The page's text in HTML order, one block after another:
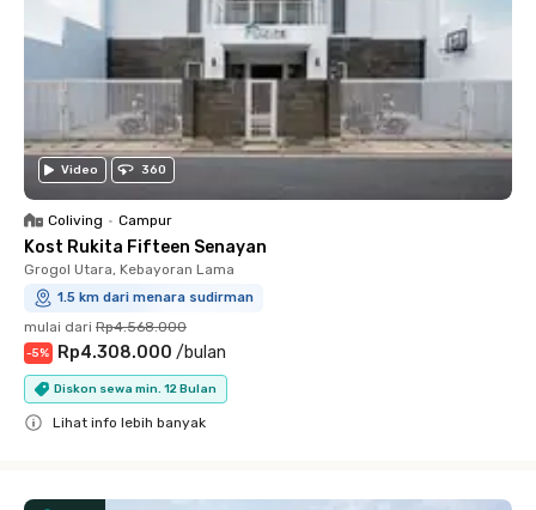
Video 360
Coliving • Campur
Kost Rukita Fifteen Senayan
Grogol Utara, Kebayoran Lama
1.5 km dari menara sudirman
mulai dari Rp4.568.000
-5% Rp4.308.000 /bulan
Diskon sewa min. 12 Bulan
Lihat info lebih banyak